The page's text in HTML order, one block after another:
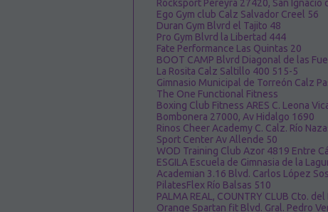
Rocksport Pereyra 27420, San Ignacio
Ego Gym club Calz Salvador Creel 56
Duran Gym Blvrd el Tajito 48
Pro Gym Blvrd la Libertad 444
Fate Performance Las Quintas 20
BOOT CAMP Blvrd Diagonal de las
La Rosita Calz Saltillo 400 515-5
Gimnasio Municipal de Torreón Calz
The One Functional Fitness
Boxing Club Fitness ARES C. Leona
Bombonera 27000, Av Hidalgo 1690
Rinos Cheer Academy C. Calz. Río
Sport Center Av Allende 50
WOD Training Club Azor 4819 Entre
ESGILA Escuela de Gimnasia de la
Academian 3.16 Blvd. Carlos López
PilatesFlex Río Balsas 510
PALMA REAL, COUNTRY CLUB Cto.
Orange Spartan fit Blvd. Gral. Pedro